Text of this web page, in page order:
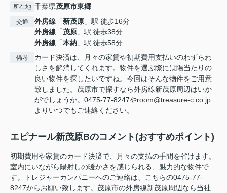
所在地 千葉県茂原市東郷
交通 外房線 「新茂原 」駅 徒歩16分
外房線 「茂原 」駅 徒歩38分
外房線 「本納 」駅 徒歩58分
備考
カード決済は、月々の家賃や初期費用支払いのわずらわ
しさを解消してくれます。物件を選ぶ際には陽当たりの
良い物件を探したいですね。今回はそんな物件をご用意
致しました。茂原市で探すなら外房線新茂原周辺はいか
がでしょうか。0475-77-8247やroom@treasure-c.co.jp
よりいつでもご連絡ください。
エピナール新茂原Bのコメント(おすすめポイント)
初期費用や家賃のカード決済で、月々の支払の手間を省けます。
室内にいながら陽射しの暖かさを感じられる、魅力的な物件で
す。トレジャーカンパニーへのご連絡は、こちらの0475-77-
8247からお願い致します。茂原市の外房線新茂原周辺なら当社